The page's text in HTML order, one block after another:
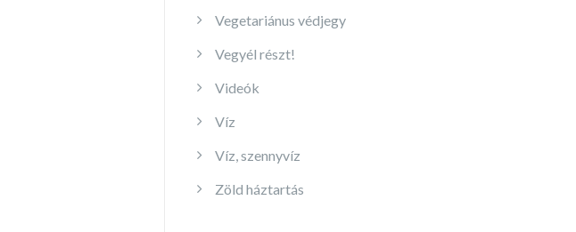
Vegetariánus védjegy
Vegyél részt!
Videók
Víz
Víz, szennyvíz
Zöld háztartás